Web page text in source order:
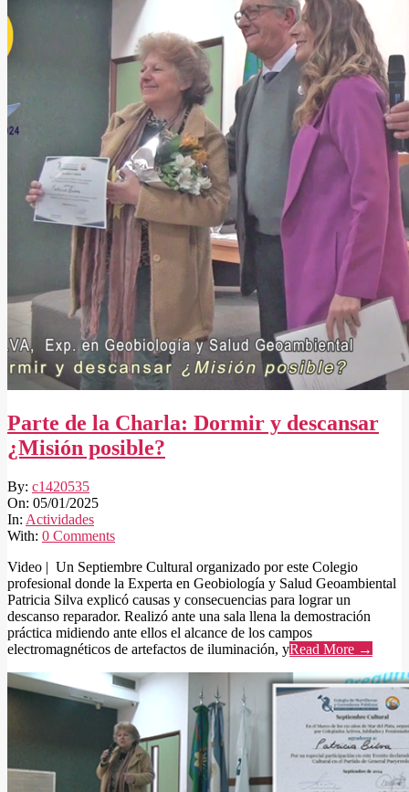
Parte de la Charla: Dormir y descansar
¿Misión posible?
2025-
01-
05
By: c1420535
On: 05/01/2025
In: Actividades
With: 0 Comments
Video | Un Septiembre Cultural organizado por este Colegio
profesional donde la Experta en Geobiología y Salud Geoambiental
Patricia Silva explicó causas y consecuencias para lograr un
descanso reparador. Realizó ante una sala llena la demostración
práctica midiendo ante ellos el alcance de los campos
electromagnéticos de artefactos de iluminación, yRead More →